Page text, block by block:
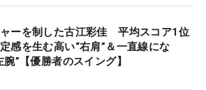
ーを制した古江彩佳 平均スコア1位
感を生む高い“右肩”＆一直線にな
腕”【優勝者のスイング】